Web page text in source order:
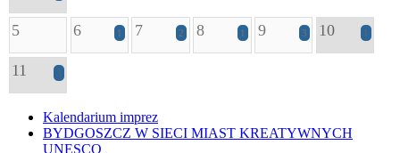
5 6 1 7 2 8 1 9 3 10 1
11 3
Kalendarium imprez
BYDGOSZCZ W SIECI MIAST KREATYWNYCH
UNESCO